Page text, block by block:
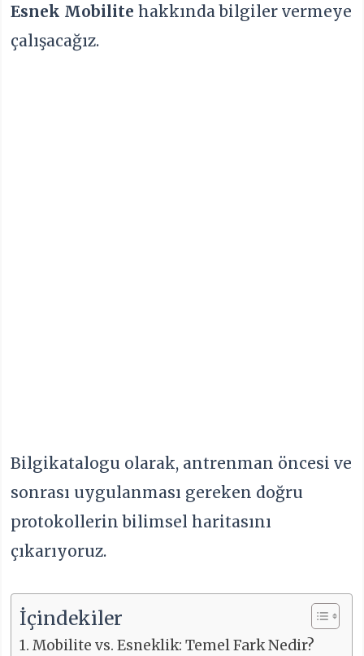
Esnek Mobilite hakkında bilgiler vermeye
çalışacağız.
Bilgikatalogu olarak, antrenman öncesi ve
sonrası uygulanması gereken doğru
protokollerin bilimsel haritasını
çıkarıyoruz.
İçindekiler
Mobilite vs. Esneklik: Temel Fark Nedir?